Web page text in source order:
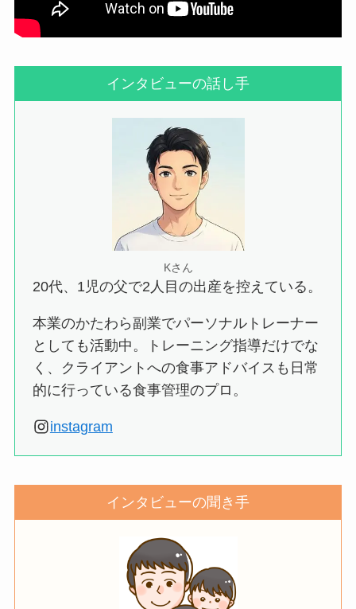
インタビューの話し手
Kさん
20代、1児の父で2人目の出産を控えている。
本業のかたわら副業でパーソナルトレーナー
としても活動中。トレーニング指導だけでな
く、クライアントへの食事アドバイスも日常
的に行っている食事管理のプロ。
instagram
インタビューの聞き手